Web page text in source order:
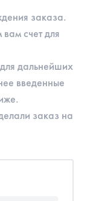
заказа.
счет для
дальнейших
введенные
заказ на